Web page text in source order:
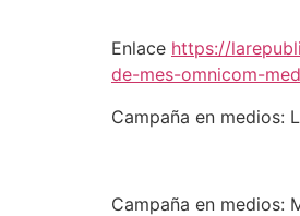
Enlace https://
de-mes-omnicom-
Campaña en medios:
Campaña en medios: